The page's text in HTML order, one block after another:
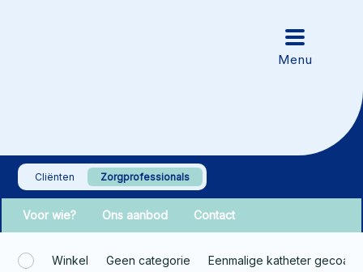
Cliënten Zorgprofessionals
Voor wie? Ons aanbod Contact
Winkel Geen categorie Eenmalige katheter gecoat